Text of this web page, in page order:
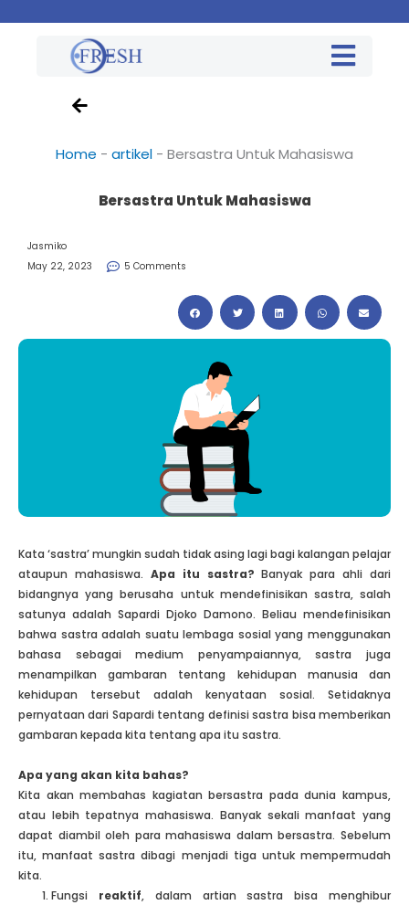
Home - artikel - Bersastra Untuk Mahasiswa
Bersastra Untuk Mahasiswa
Jasmiko
May 22, 2023
5 Comments
Kata ‘sastra’ mungkin sudah tidak asing lagi bagi kalangan pelajar
ataupun mahasiswa. Apa itu sastra? Banyak para ahli dari
bidangnya yang berusaha untuk mendefinisikan sastra, salah
satunya adalah Sapardi Djoko Damono. Beliau mendefinisikan
bahwa sastra adalah suatu lembaga sosial yang menggunakan
bahasa sebagai medium penyampaiannya, sastra juga
menampilkan gambaran tentang kehidupan manusia dan
kehidupan tersebut adalah kenyataan sosial. Setidaknya
pernyataan dari Sapardi tentang definisi sastra bisa memberikan
gambaran kepada kita tentang apa itu sastra.
Apa yang akan kita bahas?
Kita akan membahas kagiatan bersastra pada dunia kampus,
atau lebih tepatnya mahasiswa. Banyak sekali manfaat yang
dapat diambil oleh para mahasiswa dalam bersastra. Sebelum
itu, manfaat sastra dibagi menjadi tiga untuk mempermudah
kita.
Fungsi reaktif, dalam artian sastra bisa menghibur